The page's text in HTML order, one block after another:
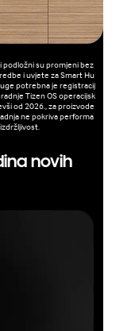
podložni su promjeni bez
i uvjete za Smart Hu
potrebna je registracij
Tizen OS operacijsk
od 2026., za proizvode
ne pokriva performa
novih